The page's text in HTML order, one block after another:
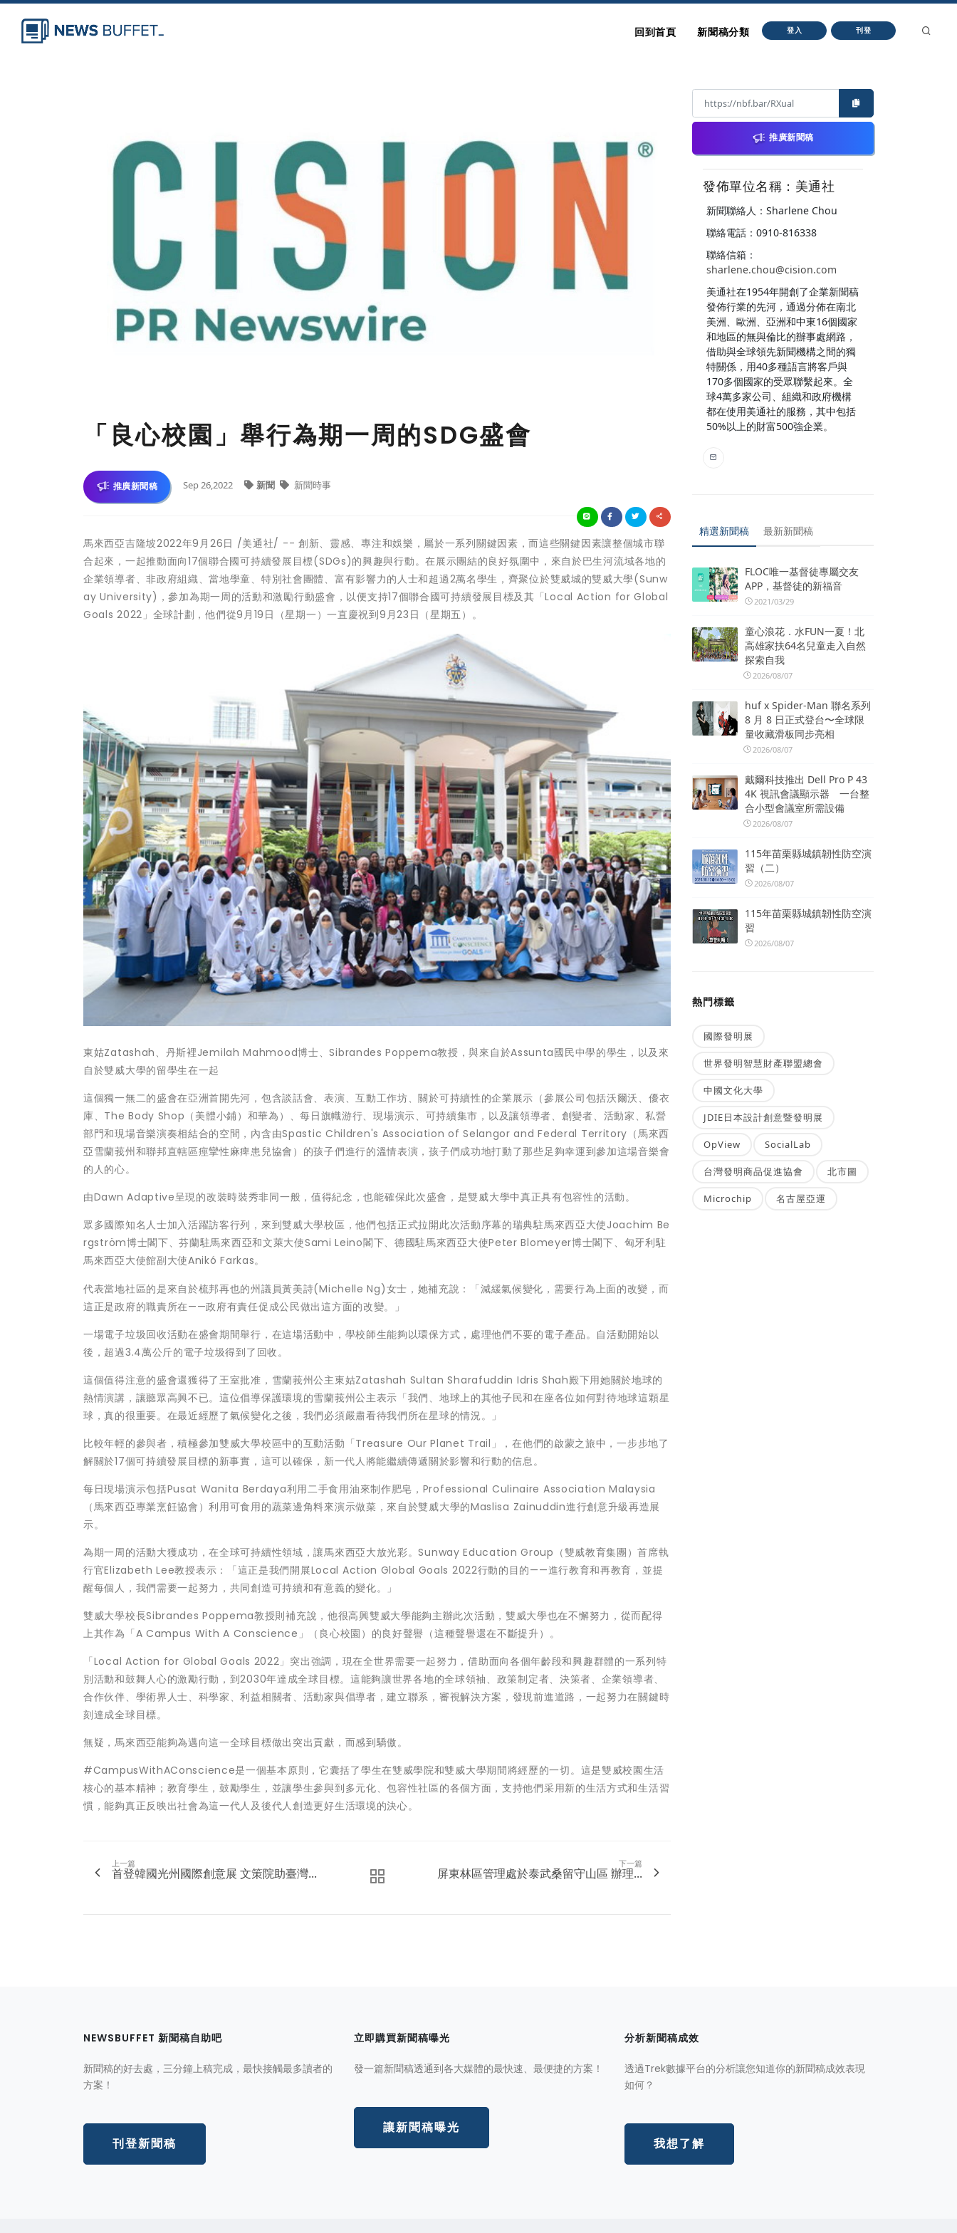
回到首頁 新聞稿分類 登入 刊登
「良心校園」舉行為期一周的SDG盛會
推廣新聞稿 Sep 26,2022 新聞 新聞時事
馬來西亞吉隆坡2022年9月26日 /美通社/ -- 創新、靈感、專注和娛樂，屬於一系列關鍵因素，而這些關鍵因素讓整個城市聯
合起來，一起推動面向17個聯合國可持續發展目標(SDGs)的興趣與行動。在展示團結的良好氛圍中，來自於巴生河流域各地的
企業領導者、非政府組織、當地學童、特別社會團體、富有影響力的人士和超過2萬名學生，齊聚位於雙威城的雙威大學(Sunw
ay University)，參加為期一周的活動和激勵行動盛會，以便支持17個聯合國可持續發展目標及其「Local Action for Global
Goals 2022」全球計劃，他們從9月19日（星期一）一直慶祝到9月23日（星期五）。
東姑Zatashah、丹斯裡Jemilah Mahmood博士、Sibrandes Poppema教授，與來自於Assunta國民中學的學生，以及來
自於雙威大學的留學生在一起
這個獨一無二的盛會在亞洲首開先河，包含談話會、表演、互動工作坊、關於可持續性的企業展示（參展公司包括沃爾沃、優衣
庫、The Body Shop（美體小鋪）和華為）、每日旗幟游行、現場演示、可持續集市，以及讓領導者、創變者、活動家、私營
部門和現場音樂演奏相結合的空間，內含由Spastic Children's Association ofSelangor and Federal Territory（馬來西
亞雪蘭莪州和聯邦直轄區痙攣性麻痺患兒協會）的孩子們進行的溫情表演，孩子們成功地打動了那些足夠幸運到參加這場音樂會
的人的心。
由Dawn Adaptive呈現的改裝時裝秀非同一般，值得紀念，也能確保此次盛會，是雙威大學中真正具有包容性的活動。
眾多國際知名人士加入活躍訪客行列，來到雙威大學校區，他們包括正式拉開此次活動序幕的瑞典駐馬來西亞大使Joachim Be
rgström博士閣下、芬蘭駐馬來西亞和文萊大使Sami Leino閣下、德國駐馬來西亞大使Peter Blomeyer博士閣下、匈牙利駐
馬來西亞大使館副大使Anikó Farkas。
代表當地社區的是來自於梳邦再也的州議員黃美詩(Michelle Ng)女士，她補充說：「減緩氣候變化，需要行為上面的改變，而
這正是政府的職責所在——政府有責任促成公民做出這方面的改變。」
一場電子垃圾回收活動在盛會期間舉行，在這場活動中，學校師生能夠以環保方式，處理他們不要的電子產品。自活動開始以
後，超過3.4萬公斤的電子垃圾得到了回收。
這個值得注意的盛會還獲得了王室批准，雪蘭莪州公主東姑Zatashah Sultan Sharafuddin Idris Shah殿下用她關於地球的
熱情演講，讓聽眾高興不已。這位倡導保護環境的雪蘭莪州公主表示「我們、地球上的其他子民和在座各位如何對待地球這顆星
球，真的很重要。在最近經歷了氣候變化之後，我們必須嚴肅看待我們所在星球的情況。」
比較年輕的參與者，積極參加雙威大學校區中的互動活動「Treasure Our Planet Trail」，在他們的啟蒙之旅中，一步步地了
解關於17個可持續發展目標的新事實，這可以確保，新一代人將能繼續傳遞關於影響和行動的信息。
每日現場演示包括Pusat Wanita Berdaya利用二手食用油來制作肥皂，Professional Culinaire Association Malaysia
（馬來西亞專業烹飪協會）利用可食用的蔬菜邊角料來演示做菜，來自於雙威大學的Maslisa Zainuddin進行創意升級再造展
示。
為期一周的活動大獲成功，在全球可持續性領域，讓馬來西亞大放光彩。Sunway Education Group（雙威教育集團）首席執
行官Elizabeth Lee教授表示：「這正是我們開展Local Action Global Goals 2022行動的目的——進行教育和再教育，並提
醒每個人，我們需要一起努力，共同創造可持續和有意義的變化。」
雙威大學校長Sibrandes Poppema教授則補充說，他很高興雙威大學能夠主辦此次活動，雙威大學也在不懈努力，從而配得
上其作為「A Campus With A Conscience」（良心校園）的良好聲譽（這種聲譽還在不斷提升）。
「Local Action for Global Goals 2022」突出強調，現在全世界需要一起努力，借助面向各個年齡段和興趣群體的一系列特
別活動和鼓舞人心的激勵行動，到2030年達成全球目標。這能夠讓世界各地的全球領袖、政策制定者、決策者、企業領導者、
合作伙伴、學術界人士、科學家、利益相關者、活動家與倡導者，建立聯系，審視解決方案，發現前進道路，一起努力在關鍵時
刻達成全球目標。
無疑，馬來西亞能夠為邁向這一全球目標做出突出貢獻，而感到驕傲。
#CampusWithAConscience是一個基本原則，它囊括了學生在雙威學院和雙威大學期間將經歷的一切。這是雙威校園生活
核心的基本精神；教育學生，鼓勵學生，並讓學生參與到多元化、包容性社區的各個方面，支持他們采用新的生活方式和生活習
慣，能夠真正反映出社會為這一代人及後代人創造更好生活環境的決心。
上一篇
首登韓國光州國際創意展 文策院助臺灣...
下一篇
屏東林區管理處於泰武桑留守山區 辦理...
推廣新聞稿
發佈單位名稱：美通社
新聞聯絡人：Sharlene Chou
聯絡電話：0910-816338
聯絡信箱：
sharlene.chou@cision.com
美通社在1954年開創了企業新聞稿
發佈行業的先河，通過分佈在南北
美洲、歐洲、亞洲和中東16個國家
和地區的無與倫比的辦事處網路，
借助與全球領先新聞機構之間的獨
特關係，用40多種語言將客戶與
170多個國家的受眾聯繫起來。全
球4萬多家公司、組織和政府機構
都在使用美通社的服務，其中包括
50%以上的財富500強企業。
精選新聞稿 最新新聞稿
FLOC唯一基督徒專屬交友
APP，基督徒的新福音
2021/03/29
童心浪花．水FUN一夏！北
高雄家扶64名兒童走入自然
探索自我
2026/08/07
huf x Spider-Man 聯名系列
8 月 8 日正式登台〜全球限
量收藏滑板同步亮相
2026/08/07
戴爾科技推出 Dell Pro P 43
4K 視訊會議顯示器 一台整
合小型會議室所需設備
2026/08/07
115年苗栗縣城鎮韌性防空演
習（二）
2026/08/07
115年苗栗縣城鎮韌性防空演
習
2026/08/07
熱門標籤
國際發明展
世界發明智慧財產聯盟總會
中國文化大學
JDIE日本設計創意暨發明展
OpView SocialLab
台灣發明商品促進協會 北市圖
Microchip 名古屋亞運
NEWSBUFFET 新聞稿自助吧
新聞稿的好去處，三分鐘上稿完成，最快接觸最多讀者的
方案！
刊登新聞稿
立即購買新聞稿曝光
發一篇新聞稿透通到各大媒體的最快速、最便捷的方案！
讓新聞稿曝光
分析新聞稿成效
透過Trek數據平台的分析讓您知道你的新聞稿成效表現
如何？
我想了解